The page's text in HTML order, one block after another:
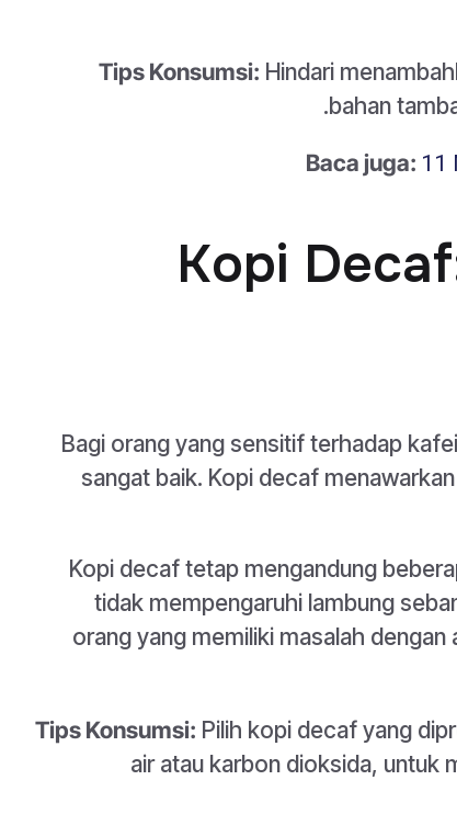
Tips Konsumsi: Hindari
bahan
Baca juga: 11
2. Kopi
Bagi orang yang sensitif terhadap
sangat baik. Kopi decaf
Kopi decaf tetap mengandung
tidak mempengaruhi lambung
orang yang memiliki masalah
Tips Konsumsi: Pilih kopi decaf yang
air atau karbon dioksida, untuk